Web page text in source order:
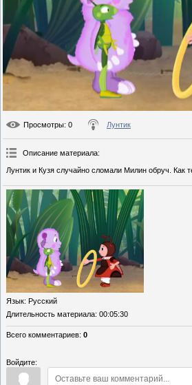
Просмотры: 0 Лунтик
Описание материала:
Лунтик и Кузя случайно сломали Милин обруч. Как
Язык: Русский
Длительность материала: 00:05:30
Всего комментариев: 0
Войдите: